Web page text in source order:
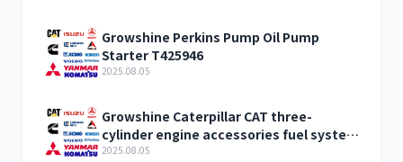
Growshine Perkins Pump Oil Pump
Starter T425946
2025.08.05
Growshine Caterpillar CAT three-
cylinder engine accessories fuel system
inquiry
2025.08.05